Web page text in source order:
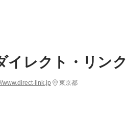
イレクト・リンク
www.direct-link.jp 東京都